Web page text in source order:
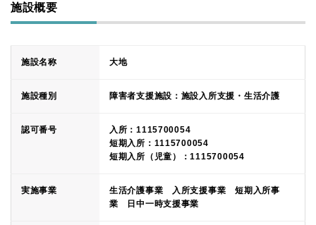
施設概要
施設名称 大地
施設種別 障害者支援施設：施設入所支援・生活介護
認可番号
入所：1115700054
短期入所：1115700054
短期入所（児童）：1115700054
実施事業
生活介護事業 入所支援事業 短期入所事
業 日中一時支援事業